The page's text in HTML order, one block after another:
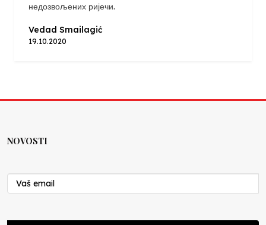
недозвољених ријечи.
Vedad Smailagić
19.10.2020
NOVOSTI